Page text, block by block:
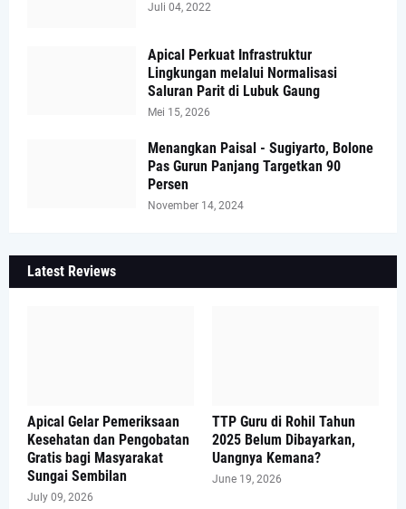
Juli 04, 2022
Apical Perkuat Infrastruktur
Lingkungan melalui Normalisasi
Saluran Parit di Lubuk Gaung
Mei 15, 2026
Menangkan Paisal - Sugiyarto, Bolone
Pas Gurun Panjang Targetkan 90
Persen
November 14, 2024
Latest Reviews
Apical Gelar Pemeriksaan
Kesehatan dan Pengobatan
Gratis bagi Masyarakat
Sungai Sembilan
July 09, 2026
TTP Guru di Rohil Tahun
2025 Belum Dibayarkan,
Uangnya Kemana?
June 19, 2026